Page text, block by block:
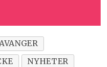
NYHETER